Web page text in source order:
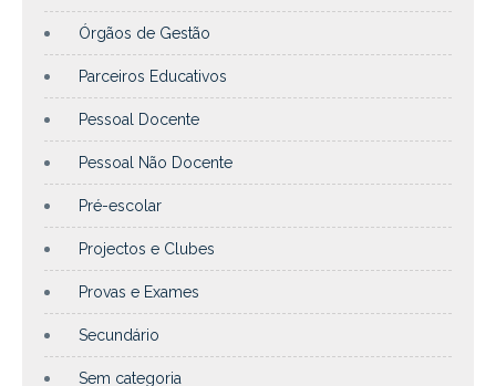
Órgãos de Gestão
Parceiros Educativos
Pessoal Docente
Pessoal Não Docente
Pré-escolar
Projectos e Clubes
Provas e Exames
Secundário
Sem categoria